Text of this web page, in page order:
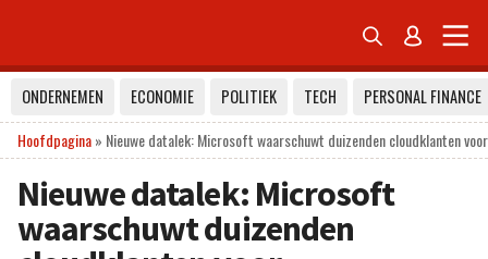
 
ONDERNEMEN ECONOMIE POLITIEK TECH
PERSONAL FINANCE
Hoofdpagina» Nieuwe datalek: Microsoft waarschuwt duizenden cloudklanten
Nieuwe datalek: Microsoft
waarschuwt duizenden